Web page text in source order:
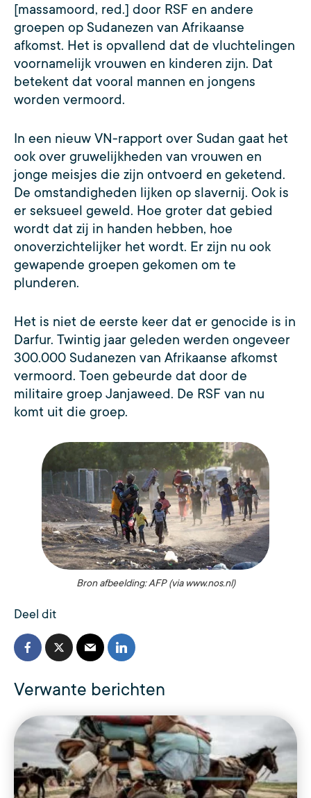
[massamoord, red.] door RSF en andere
groepen op Sudanezen van Afrikaanse
afkomst. Het is opvallend dat de vluchtelingen
voornamelijk vrouwen en kinderen zijn. Dat
betekent dat vooral mannen en jongens
worden vermoord.
In een nieuw VN-rapport over Sudan gaat het
ook over gruwelijkheden van vrouwen en
jonge meisjes die zijn ontvoerd en geketend.
De omstandigheden lijken op slavernij. Ook is
er seksueel geweld. Hoe groter dat gebied
wordt dat zij in handen hebben, hoe
onoverzichtelijker het wordt. Er zijn nu ook
gewapende groepen gekomen om te
plunderen.
Het is niet de eerste keer dat er genocide is in
Darfur. Twintig jaar geleden werden ongeveer
300.000 Sudanezen van Afrikaanse afkomst
vermoord. Toen gebeurde dat door de
militaire groep Janjaweed. De RSF van nu
komt uit die groep.
Bron afbeelding: AFP (via www.nos.nl)
Deel dit
Verwante berichten